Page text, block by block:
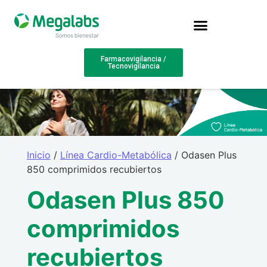
Farmacovigilancia /
Tecnovigilancia
Inicio / Línea Cardio-Metabólica / Odasen Plus
850 comprimidos recubiertos
Odasen Plus 850
comprimidos
recubiertos